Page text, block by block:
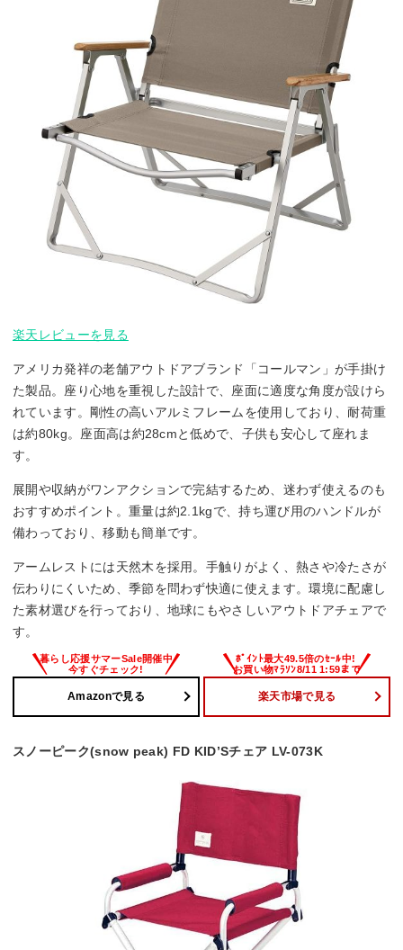
楽天レビューを見る
アメリカ発祥の老舗アウトドアブランド「コールマン」が手掛け
た製品。座り心地を重視した設計で、座面に適度な角度が設けら
れています。剛性の高いアルミフレームを使用しており、耐荷重
は約80kg。座面高は約28cmと低めで、子供も安心して座れま
す。
展開や収納がワンアクションで完結するため、迷わず使えるのも
おすすめポイント。重量は約2.1kgで、持ち運び用のハンドルが
備わっており、移動も簡単です。
アームレストには天然木を採用。手触りがよく、熱さや冷たさが
伝わりにくいため、季節を問わず快適に使えます。環境に配慮し
た素材選びを行っており、地球にもやさしいアウトドアチェアで
す。
Amazonで見る 楽天市場で見る
スノーピーク(snow peak) FD KID’Sチェア LV-073K